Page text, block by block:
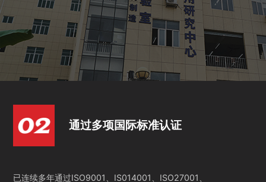
通过多项国际标准认证
已连续多年通过ISO9001、IS014001、ISO27001、